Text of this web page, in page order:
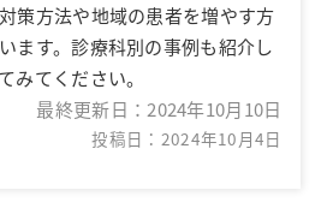
策方法や地域の患者を増やす方
ます。診療科別の事例も紹介し
みてください。
最終更新日： 2024年10月10日
投稿日：2024年10月4日